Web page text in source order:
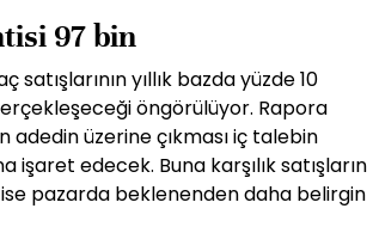
97 bin
yıllık bazda yüzde 10
öngörülüyor. Rapora
adedin üzerine çıkması iç talebin
edecek. Buna karşılık satışların
pazarda beklenenden daha belirgin